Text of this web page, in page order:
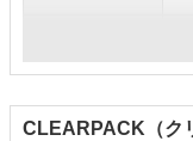
CLEARPACK（ク